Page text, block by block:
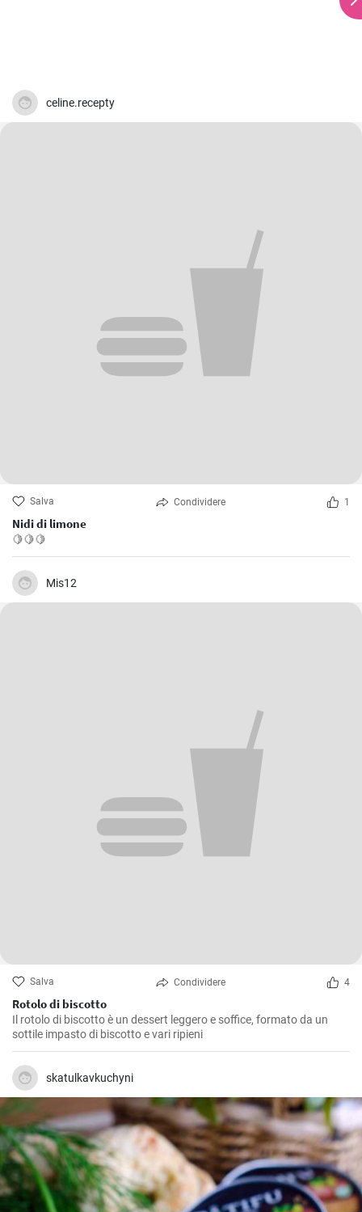
celine.recepty
Salva Condividere 1
Nidi di limone
🍋🍋🍋
Mis12
Salva Condividere 4
Rotolo di biscotto
Il rotolo di biscotto è un dessert leggero e soffice, formato da un
sottile impasto di biscotto e vari ripieni
skatulkavkuchyni